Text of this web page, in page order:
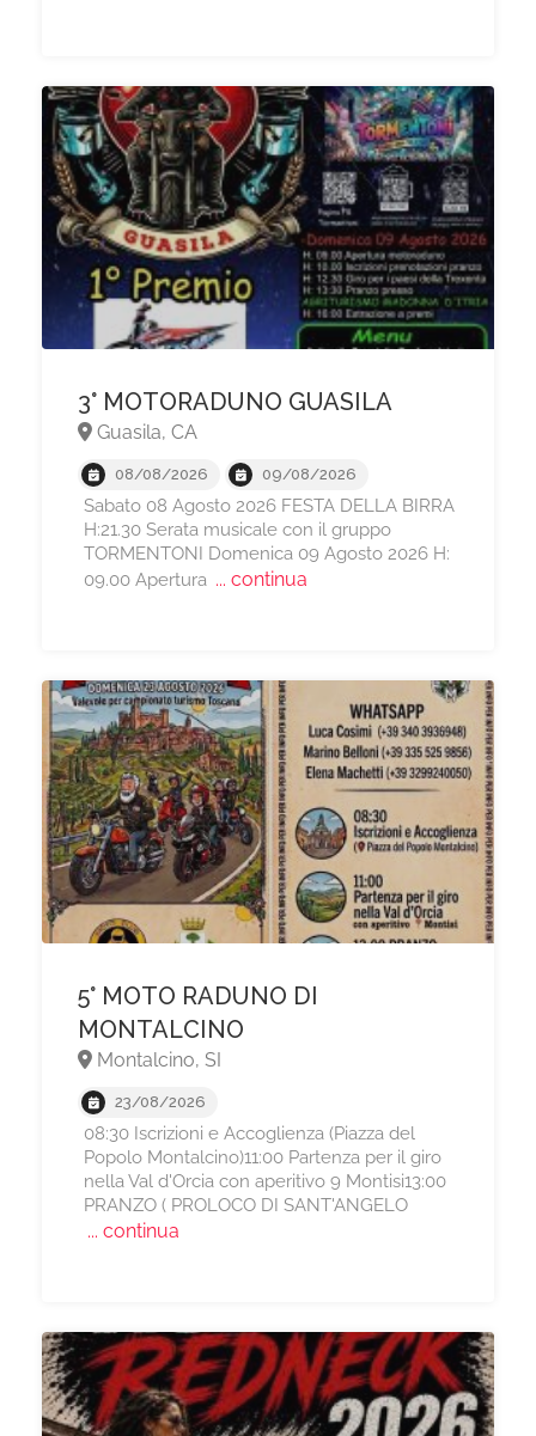
3° MOTORADUNO GUASILA
Guasila, CA
08/08/2026 09/08/2026
Sabato 08 Agosto 2026 FESTA DELLA BIRRA
H:21.30 Serata musicale con il gruppo
TORMENTONI Domenica 09 Agosto 2026 H:
09.00 Apertura ... continua
5° MOTO RADUNO DI
MONTALCINO
Montalcino, SI
23/08/2026
08:30 Iscrizioni e Accoglienza (Piazza del
Popolo Montalcino)11:00 Partenza per il giro
nella Val d'Orcia con aperitivo 9 Montisi13:00
PRANZO ( PROLOCO DI SANT'ANGELO
... continua